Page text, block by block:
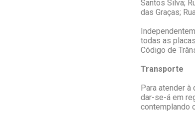
Santos Silva;
das Graças;
todas as
Código de
Transporte
Para atender
dar-se-á em
contemplando